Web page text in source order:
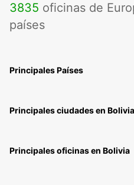
3835 oficinas de
países
Principales Países
Principales ciudades en Bolivia
Principales oficinas en Bolivia